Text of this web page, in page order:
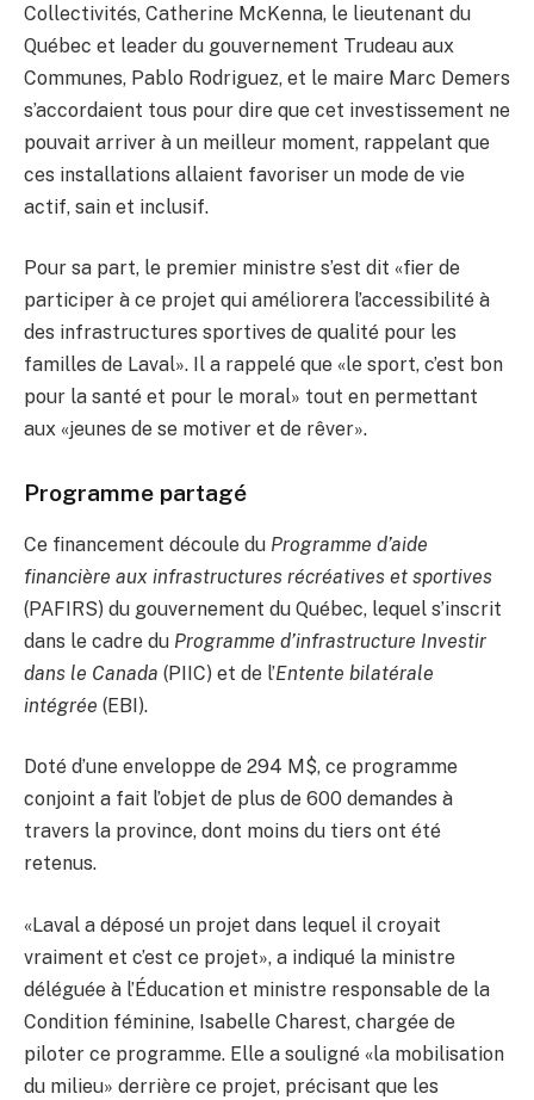
Collectivités, Catherine McKenna, le lieutenant du
Québec et leader du gouvernement Trudeau aux
Communes, Pablo Rodriguez, et le maire Marc Demers
s’accordaient tous pour dire que cet investissement ne
pouvait arriver à un meilleur moment, rappelant que
ces installations allaient favoriser un mode de vie
actif, sain et inclusif.
Pour sa part, le premier ministre s’est dit «fier de
participer à ce projet qui améliorera l’accessibilité à
des infrastructures sportives de qualité pour les
familles de Laval». Il a rappelé que «le sport, c’est bon
pour la santé et pour le moral» tout en permettant
aux «jeunes de se motiver et de rêver».
Programme partagé
Ce financement découle du Programme d’aide
financière aux infrastructures récréatives et sportives
(PAFIRS) du gouvernement du Québec, lequel s’inscrit
dans le cadre du Programme d’infrastructure Investir
dans le Canada (PIIC) et de l’Entente bilatérale
intégrée (EBI).
Doté d’une enveloppe de 294 M$, ce programme
conjoint a fait l’objet de plus de 600 demandes à
travers la province, dont moins du tiers ont été
retenus.
«Laval a déposé un projet dans lequel il croyait
vraiment et c’est ce projet», a indiqué la ministre
déléguée à l’Éducation et ministre responsable de la
Condition féminine, Isabelle Charest, chargée de
piloter ce programme. Elle a souligné «la mobilisation
du milieu» derrière ce projet, précisant que les